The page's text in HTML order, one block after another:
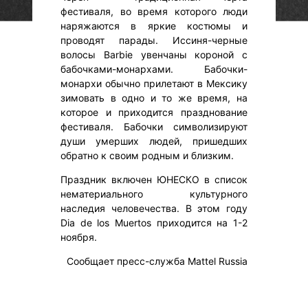
фестиваля, во время которого люди
наряжаются в яркие костюмы и
проводят парады. Иссиня-черные
волосы Barbie увенчаны короной с
бабочками-монархами. Бабочки-
монархи обычно прилетают в Мексику
зимовать в одно и то же время, на
которое и приходится празднование
фестиваля. Бабочки символизируют
души умерших людей, пришедших
обратно к своим родным и близким.
Праздник включен ЮНЕСКО в список
нематериального культурного
наследия человечества. В этом году
Dia de los Muertos приходится на 1-2
ноября.
Сообщает пресс-служба Mattel Russia